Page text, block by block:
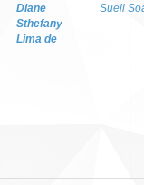
Diane
Sthefany
Lima de
Sueli